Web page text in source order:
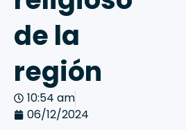
de la
región
10:54 am
06/12/2024